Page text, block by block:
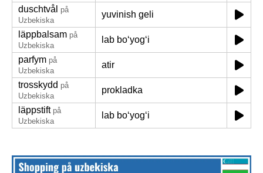
duschtvål
på
Uzbekiska
yuvinish geli
läppbalsam på
Uzbekiska
lab boʻyogʻi
parfym på
Uzbekiska
atir
trosskydd på
Uzbekiska
prokladka
läppstift på
Uzbekiska
lab boʻyogʻi